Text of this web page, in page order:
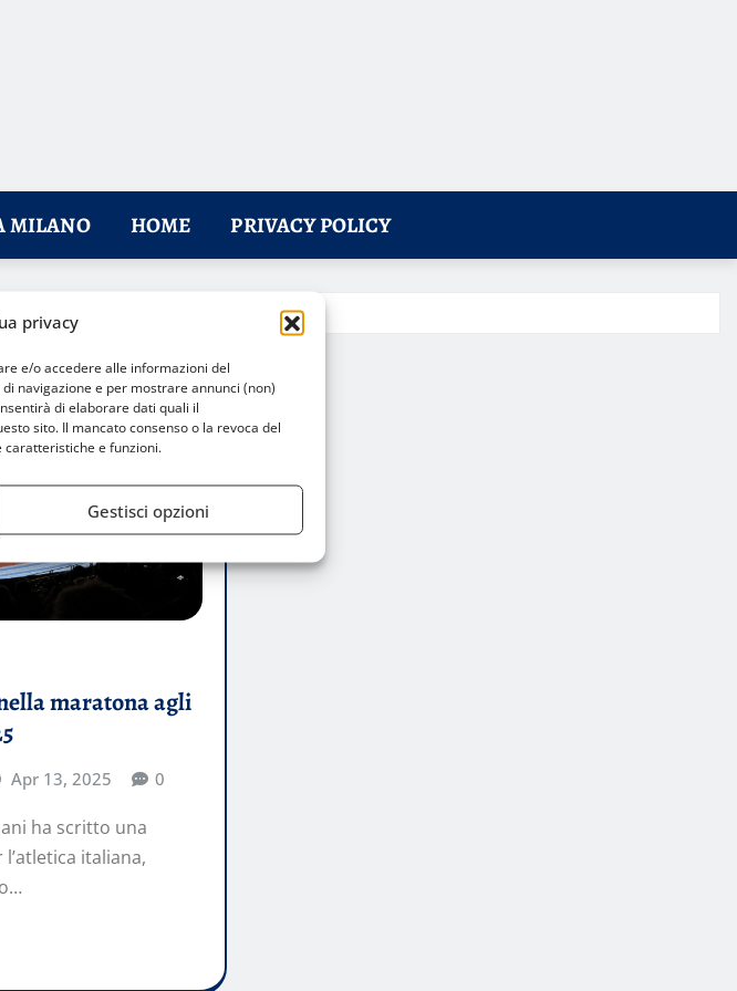
privacy
e/o accedere alle informazioni del
navigazione e per mostrare annunci (non)
di elaborare dati quali il
sito. Il mancato consenso o la revoca del
caratteristiche e funzioni.
Gestisci opzioni
MILANO HOME PRIVACY POLICY
campione
maratona agli
Apr 13, 2025 0
ha scritto una
italiana,